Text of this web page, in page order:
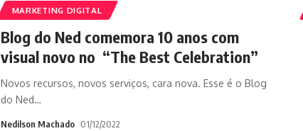
MARKETING DIGITAL
Blog do Ned comemora 10 anos com
visual novo no “The Best Celebration”
Novos recursos, novos serviços, cara nova. Esse é o Blog
do Ned…
Nedilson Machado 01/12/2022